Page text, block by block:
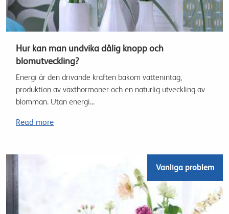
Hur kan man undvika dålig knopp och
blomutveckling?
Energi är den drivande kraften bakom vattenintag,
produktion av växthormoner och en naturlig utveckling av
blomman. Utan energi...
Read more
Vanliga problem